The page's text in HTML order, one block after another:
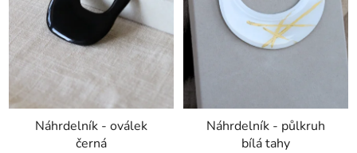
r
o
d
u
k
t
Náhrdelník - oválek
černá
Náhrdelník - půlkruh
bílá tahy